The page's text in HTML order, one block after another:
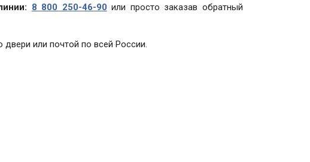
8 800 250-46-90 или просто заказав обратный
или почтой по всей России.